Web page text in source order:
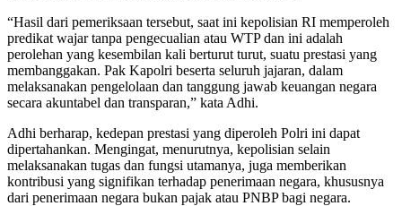
“Hasil dari pemeriksaan tersebut, saat ini kepolisian RI memperoleh
predikat wajar tanpa pengecualian atau WTP dan ini adalah
perolehan yang kesembilan kali berturut turut, suatu prestasi yang
membanggakan. Pak Kapolri beserta seluruh jajaran, dalam
melaksanakan pengelolaan dan tanggung jawab keuangan negara
secara akuntabel dan transparan,” kata Adhi.
Adhi berharap, kedepan prestasi yang diperoleh Polri ini dapat
dipertahankan. Mengingat, menurutnya, kepolisian selain
melaksanakan tugas dan fungsi utamanya, juga memberikan
kontribusi yang signifikan terhadap penerimaan negara, khususnya
dari penerimaan negara bukan pajak atau PNBP bagi negara.